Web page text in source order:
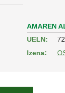
AMAREN
UELN:
Izena: